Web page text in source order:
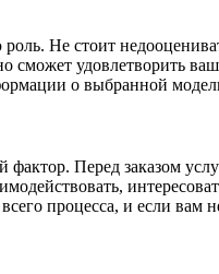
Не стоит
сможет удовлетворить
о выбранной
Перед заказом
процесса, и если вам